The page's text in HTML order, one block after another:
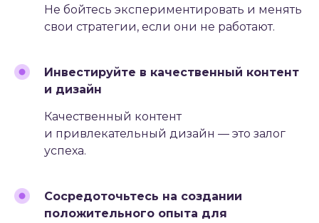
Не бойтесь экспериментировать и менять
свои стратегии, если они не работают.
Инвестируйте в качественный контент
и дизайн
Качественный контент
и привлекательный дизайн — это залог
успеха.
Сосредоточьтесь на создании
положительного опыта для